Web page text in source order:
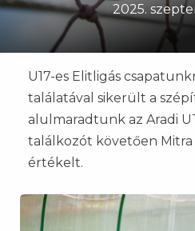
2025.
U17-es Elitligás
találatával sikerült a
alulmaradtunk az Aradi
találkozót követően
értékelt.